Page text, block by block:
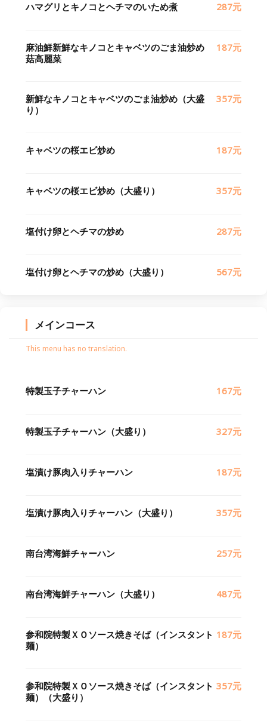
ハマグリとキノコとヘチマのいため煮 287元
麻油鮮新鮮なキノコとキャベツのごま油炒め
菇高麗菜
187元
新鮮なキノコとキャベツのごま油炒め（大盛
り）
357元
キャベツの桜エビ炒め 187元
キャベツの桜エビ炒め（大盛り） 357元
塩付け卵とヘチマの炒め 287元
塩付け卵とヘチマの炒め（大盛り） 567元
メインコース
This menu has no translation.
特製玉子チャーハン 167元
特製玉子チャーハン（大盛り） 327元
塩漬け豚肉入りチャーハン 187元
塩漬け豚肉入りチャーハン（大盛り） 357元
南台湾海鮮チャーハン 257元
南台湾海鮮チャーハン（大盛り） 487元
参和院特製ＸＯソース焼きそば（インスタント
麺）
187元
参和院特製ＸＯソース焼きそば（インスタント
麺）（大盛り）
357元